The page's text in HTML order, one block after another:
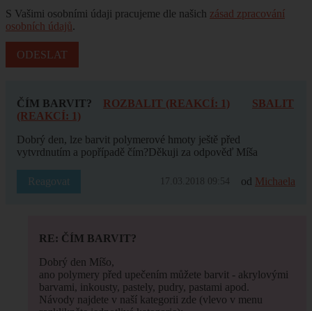
S Vašimi osobními údaji pracujeme dle našich zásad zpracování
osobních údajů.
ČÍM BARVIT? ROZBALIT (REAKCÍ: 1)
SBALIT
(REAKCÍ: 1)
Dobrý den, lze barvit polymerové hmoty ještě před
vytvrdnutím a popřípadě čím?Děkuji za odpověď Míša
Reagovat 17.03.2018 09:54 od Michaela
RE: ČÍM BARVIT?
Dobrý den Míšo,
ano polymery před upečením můžete barvit - akrylovými
barvami, inkousty, pastely, pudry, pastami apod.
Návody najdete v naší kategorii zde (vlevo v menu